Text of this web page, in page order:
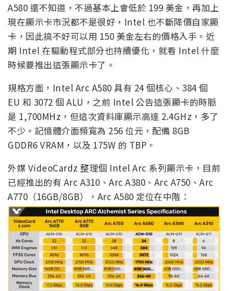
A580 還不知道，不過基本上會低於 199 美金，再加上
現在顯示卡市況都不是很好，Intel 也不斷降價自家顯
卡，因此搞不好可以用 150 美金左右的價格入手。近
期 Intel 在驅動程式部分也持續優化，就看 Intel 什麼
時候要推出這張顯示卡了。
規格方面，Intel Arc A580 具有 24 個核心、384 個
EU 和 3072 個 ALU，之前 Intel 公告這張顯卡的時脈
是 1,700MHz，但這次資料庫顯示高達 2.4GHz，多了
不少。記憶體介面頻寬為 256 位元，配備 8GB
GDDR6 VRAM，以及 175W 的 TBP。
外媒 VideoCardz 整理個 Intel Arc 系列顯示卡，目前
已經推出的有 Arc A310、Arc A380、Arc A750、Arc
A770（16GB/8GB），Arc A580 定位在中階：